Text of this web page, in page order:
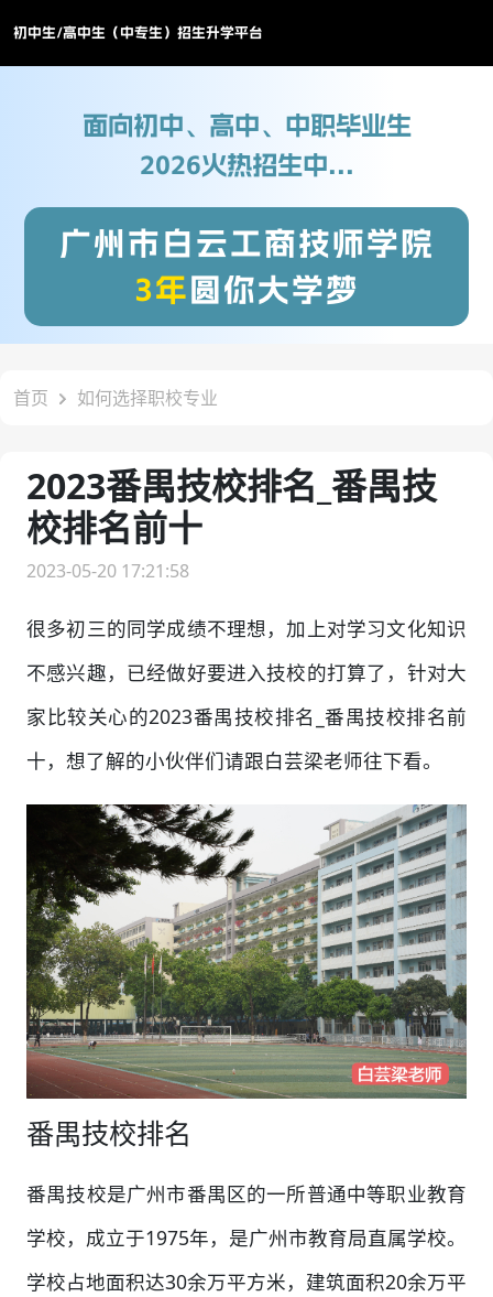
初中生/高中生（中专生）招生升学平台
面向初中、高中、中职毕业生
2026火热招生中...
广州市白云工商技师学院
3年圆你大学梦
首页 如何选择职校专业
2023番禺技校排名_番禺技
校排名前十
2023-05-20 17:21:58
很多初三的同学成绩不理想，加上对学习文化知识
不感兴趣，已经做好要进入技校的打算了，针对大
家比较关心的2023番禺技校排名_番禺技校排名前
十，想了解的小伙伴们请跟白芸梁老师往下看。
番禺技校排名
番禺技校是广州市番禺区的一所普通中等职业教育
学校，成立于1975年，是广州市教育局直属学校。
学校占地面积达30余万平方米，建筑面积20余万平